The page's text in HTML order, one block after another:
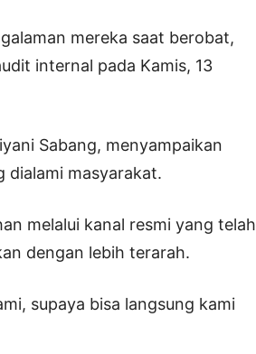
mereka saat berobat,
internal pada Kamis, 13
Sabang, menyampaikan
dialami masyarakat.
melalui kanal resmi yang telah
dengan lebih terarah.
supaya bisa langsung kami